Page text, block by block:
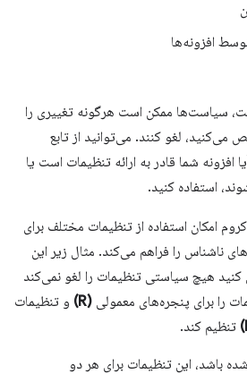
افزونه‌ها
سیاست‌ها ممکن است هرگونه تغییری را
لغو کنند. می‌توانید از تابع
افزونه شما قادر به ارائه تنظیمات است یا
استفاده کنید.
امکان استفاده از تنظیمات مختلف برای
ناشناس را فراهم می‌کند. مثال زیر این
هیچ سیاستی تنظیمات را لغو نمی‌کند
را برای پنجره‌های معمولی (R)
و تنظیمات
تنظیم کند.
باشد، این تنظیمات برای هر دو